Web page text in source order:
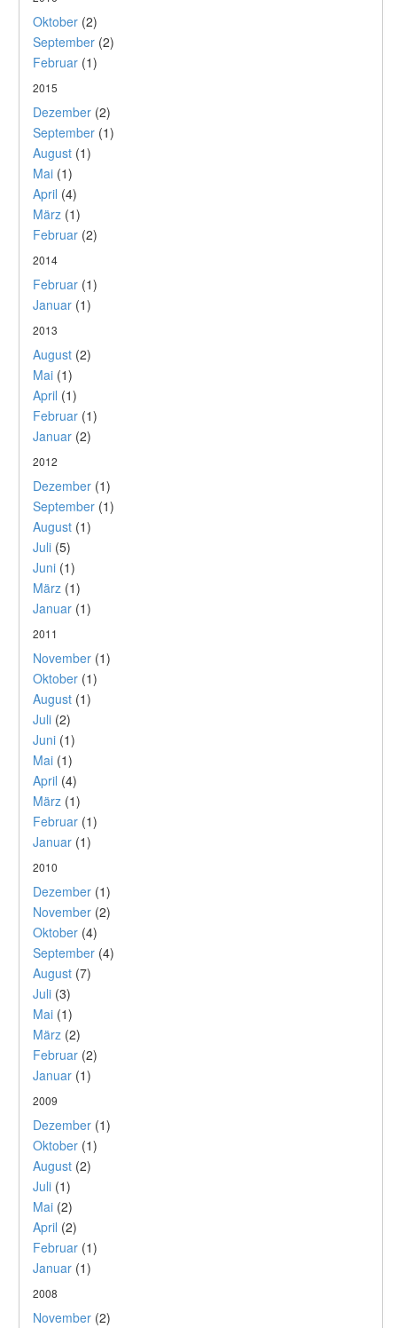
Oktober (2)
September (2)
Februar (1)
2015
Dezember (2)
September (1)
August (1)
Mai (1)
April (4)
März (1)
Februar (2)
2014
Februar (1)
Januar (1)
2013
August (2)
Mai (1)
April (1)
Februar (1)
Januar (2)
2012
Dezember (1)
September (1)
August (1)
Juli (5)
Juni (1)
März (1)
Januar (1)
2011
November (1)
Oktober (1)
August (1)
Juli (2)
Juni (1)
Mai (1)
April (4)
März (1)
Februar (1)
Januar (1)
2010
Dezember (1)
November (2)
Oktober (4)
September (4)
August (7)
Juli (3)
Mai (1)
März (2)
Februar (2)
Januar (1)
2009
Dezember (1)
Oktober (1)
August (2)
Juli (1)
Mai (2)
April (2)
Februar (1)
Januar (1)
2008
November (2)